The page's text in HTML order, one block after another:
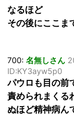
なるほど
その後にここま
700: 名無しさん
ID:KY3ayw5p0
パウロも目の前
責められまくる
ぬほど精神病ん